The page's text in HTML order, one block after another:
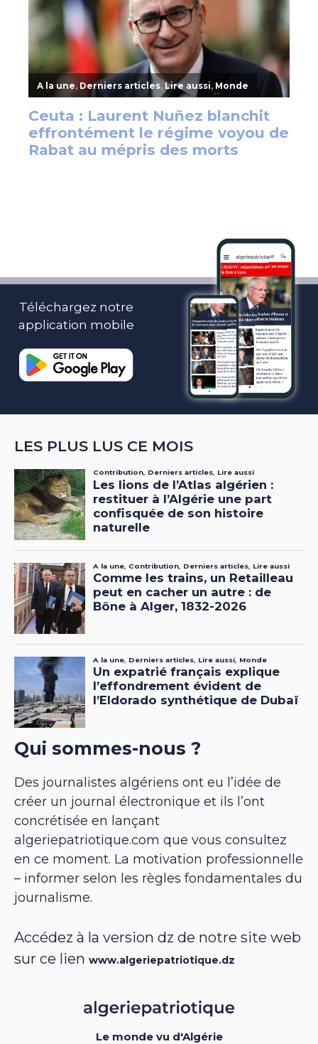
Téléchargez notre
application mobile
LES PLUS LUS CE MOIS
Qui sommes-nous ?
Des journalistes algériens ont eu l’idée de
créer un journal électronique et ils l’ont
concrétisée en lançant
algeriepatriotique.com que vous consultez
en ce moment. La motivation professionnelle
– informer selon les règles fondamentales du
journalisme.
Accédez à la version dz de notre site web
sur ce lien www.algeriepatriotique.dz
Le monde vu d'Algérie